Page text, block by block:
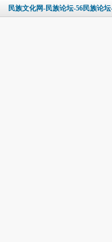
民族文化网-民族论坛-56民族论